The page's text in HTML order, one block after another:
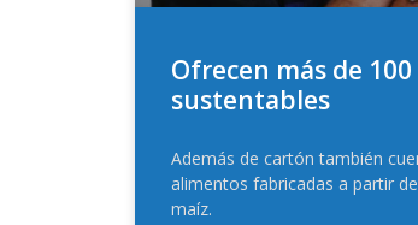
Ofrecen más de
sustentables
Además de cartón también
alimentos fabricadas a partir
maíz.